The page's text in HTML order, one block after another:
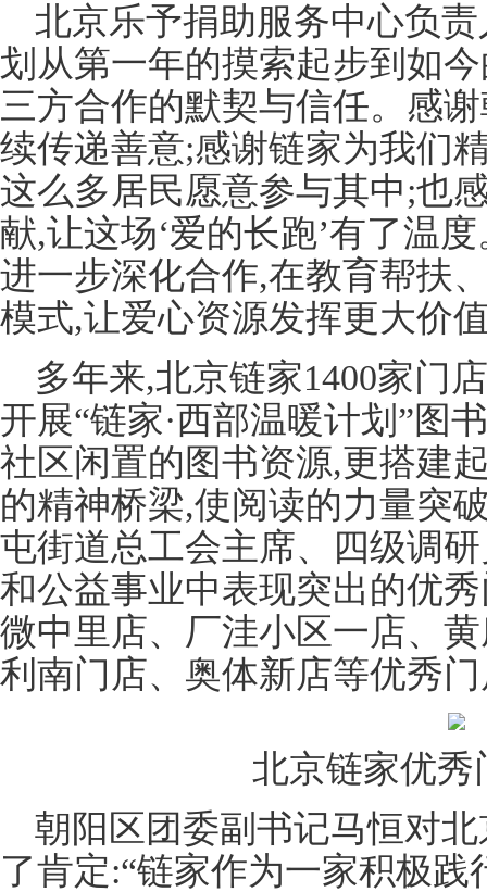
北京乐予捐助服务中心负
划从第一年的摸索起步到如
三方合作的默契与信任。感
续传递善意;感谢链家为我们
这么多居民愿意参与其中;也
献,让这场‘爱的长跑’有了温
进一步深化合作,在教育帮扶
模式,让爱心资源发挥更大价
多年来,北京链家1400家门
开展“链家·西部温暖计划”图
社区闲置的图书资源,更搭建
的精神桥梁,使阅读的力量突
屯街道总工会主席、四级调
和公益事业中表现突出的优
微中里店、厂洼小区一店、
利南门店、奥体新店等优秀
北京链家优秀
朝阳区团委副书记马恒对
了肯定:“链家作为一家积极